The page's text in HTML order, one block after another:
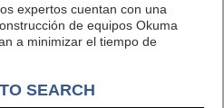
expertos cuentan con una
de equipos Okuma
a minimizar el tiempo de
SEARCH